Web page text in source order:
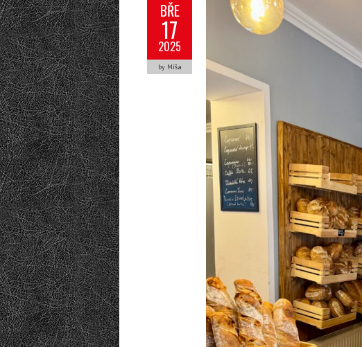
BŘE
17
2025
by Míša